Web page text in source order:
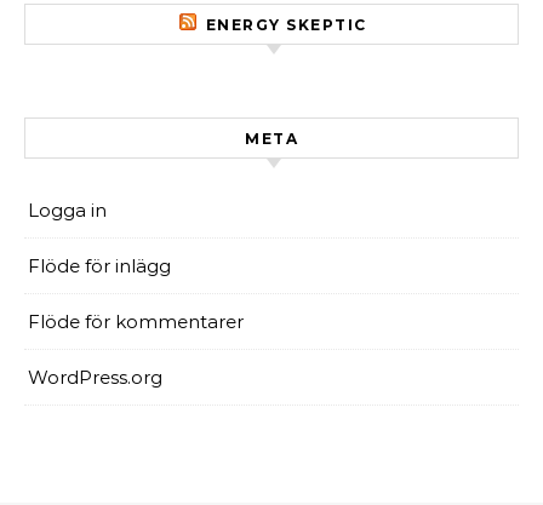
ENERGY SKEPTIC
META
Logga in
Flöde för inlägg
Flöde för kommentarer
WordPress.org